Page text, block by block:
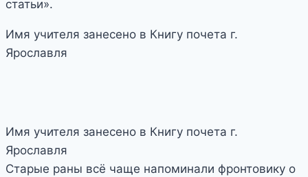
статьи».
Имя учителя занесено в Книгу почета г.
Ярославля
Имя учителя занесено в Книгу почета г.
Ярославля
Старые раны всё чаще напоминали фронтовику о